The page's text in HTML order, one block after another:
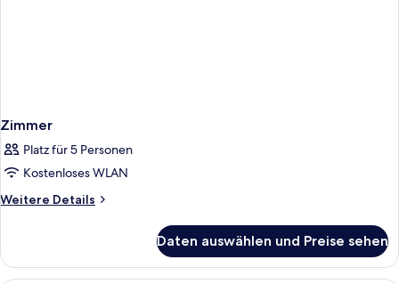
Zimmer
Platz für 5 Personen
Kostenloses WLAN
Weitere Details
Weitere
Daten auswählen und Preise sehen